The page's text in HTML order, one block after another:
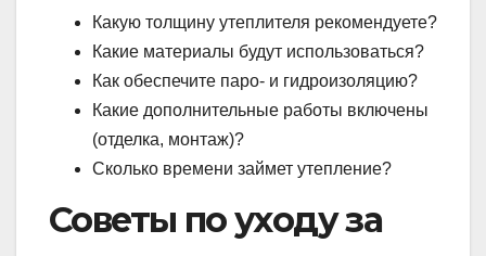
Какую толщину утеплителя рекомендуете?
Какие материалы будут использоваться?
Как обеспечите паро- и гидроизоляцию?
Какие дополнительные работы включены
(отделка, монтаж)?
Сколько времени займет утепление?
Советы по уходу за